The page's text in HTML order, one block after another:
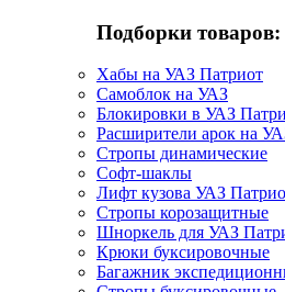
Подборки товаров:
Хабы на УАЗ Патриот
Самоблок на УАЗ
Блокировки в УАЗ
Расширители арок на
Стропы динамические
Софт-шаклы
Лифт кузова УАЗ
Стропы корозащитные
Шноркель для УАЗ
Крюки буксировочные
Багажник